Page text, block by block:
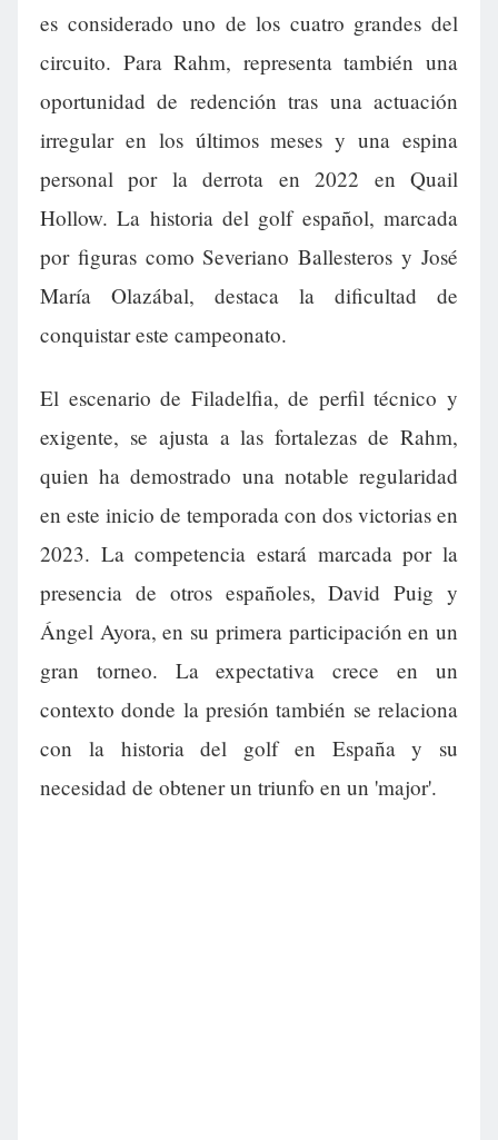
es considerado uno de los cuatro grandes del
circuito. Para Rahm, representa también una
oportunidad de redención tras una actuación
irregular en los últimos meses y una espina
personal por la derrota en 2022 en Quail
Hollow. La historia del golf español, marcada
por figuras como Severiano Ballesteros y José
María Olazábal, destaca la dificultad de
conquistar este campeonato.
El escenario de Filadelfia, de perfil técnico y
exigente, se ajusta a las fortalezas de Rahm,
quien ha demostrado una notable regularidad
en este inicio de temporada con dos victorias en
2023. La competencia estará marcada por la
presencia de otros españoles, David Puig y
Ángel Ayora, en su primera participación en un
gran torneo. La expectativa crece en un
contexto donde la presión también se relaciona
con la historia del golf en España y su
necesidad de obtener un triunfo en un 'major'.